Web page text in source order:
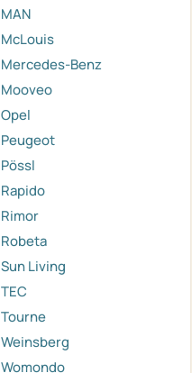
MAN
McLouis
Mercedes-Benz
Mooveo
Opel
Peugeot
Pössl
Rapido
Rimor
Robeta
Sun Living
TEC
Tourne
Weinsberg
Womondo